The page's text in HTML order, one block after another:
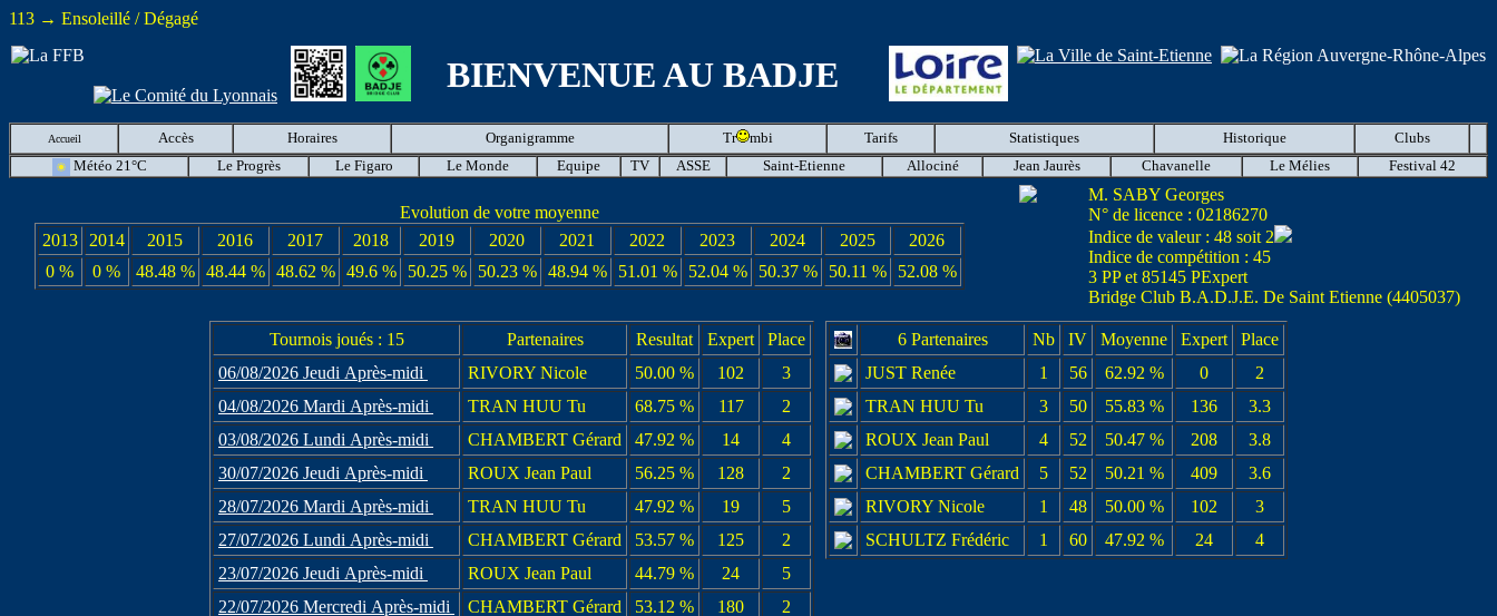
113 → Ensoleillé / Dégagé
BIENVENUE AU BADJE
Accueil Accès Horaires Organigramme Tr mbi Tarifs Statistiques Historique
Clubs
Météo 21°C
Le Progrès Le Figaro Le Monde Equipe TV ASSE Saint-Etienne Allociné Jean Jaurès Chavanelle Le Mélies Festival 42
Evolution de votre moyenne
2013
2014 2015 2016 2017 2018 2019 2020 2021 2022 2023 2024 2025
2026
0 %
0 % 48.48 % 48.44 % 48.62 % 49.6 % 50.25 % 50.23 % 48.94 % 51.01 % 52.04 % 50.37 % 50.11 % 52.08 %
M. SABY Georges
N° de licence : 02186270
Indice de valeur : 48 soit 2
Indice de compétition : 45
3 PP et 85145 PExpert
Bridge Club B.A.D.J.E. De Saint Etienne (4405037)
Tournois joués : 15 Partenaires Resultat Expert
Place
06/08/2026 Jeudi Après-midi
RIVORY Nicole 50.00 % 102
3
04/08/2026 Mardi Après-midi
TRAN HUU Tu 68.75 % 117
2
03/08/2026 Lundi Après-midi
CHAMBERT Gérard 47.92 % 14
4
30/07/2026 Jeudi Après-midi
ROUX Jean Paul 56.25 % 128
2
28/07/2026 Mardi Après-midi
TRAN HUU Tu 47.92 % 19
5
27/07/2026 Lundi Après-midi
CHAMBERT Gérard 53.57 % 125
2
23/07/2026 Jeudi Après-midi
ROUX Jean Paul 44.79 % 24
5
22/07/2026 Mercredi Après-midi
CHAMBERT Gérard 53.12 % 180
2
6 Partenaires Nb IV Moyenne Expert
Place
JUST Renée
1 56 62.92 % 0
2
TRAN HUU Tu
3 50 55.83 % 136
3.3
ROUX Jean Paul
4 52 50.47 % 208
3.8
CHAMBERT Gérard
5 52 50.21 % 409
3.6
RIVORY Nicole
1 48 50.00 % 102
3
SCHULTZ Frédéric
1 60 47.92 % 24 4